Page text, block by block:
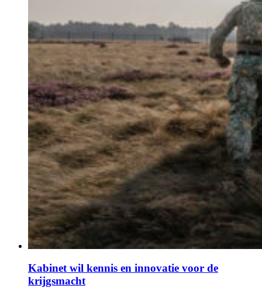
Kabinet wil kennis en innovatie voor de
krijgsmacht